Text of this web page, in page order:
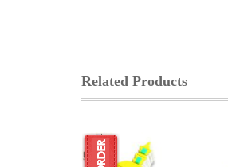
Related Products